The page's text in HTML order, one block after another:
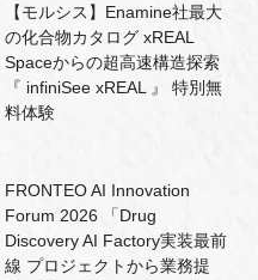
【モルシス】Enamine社最大
の化合物カタログ xREAL
Spaceからの超高速構造探索
『 infiniSee xREAL 』 特別無
料体験
FRONTEO AI Innovation
Forum 2026 「Drug
Discovery AI Factory実装最前
線 プロジェクトから業務提